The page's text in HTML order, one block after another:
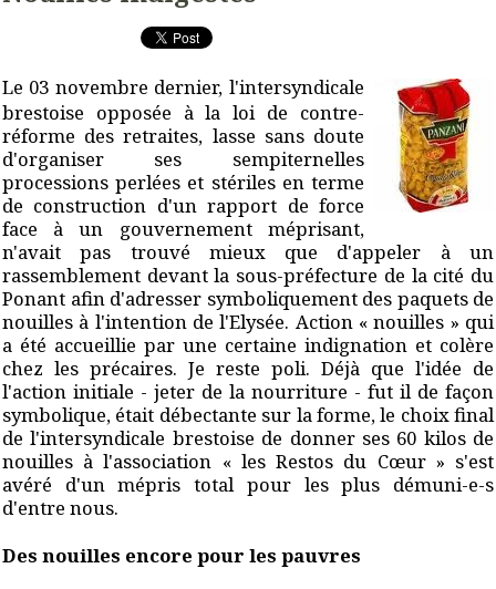
Le 03 novembre dernier, l'intersyndicale
brestoise opposée à la loi de contre-
réforme des retraites, lasse sans doute
d'organiser ses sempiternelles
processions perlées et stériles en terme
de construction d'un rapport de force
face à un gouvernement méprisant,
n'avait pas trouvé mieux que d'appeler à un
rassemblement devant la sous-préfecture de la cité du
Ponant afin d'adresser symboliquement des paquets de
nouilles à l'intention de l'Elysée. Action « nouilles » qui
a été accueillie par une certaine indignation et colère
chez les précaires. Je reste poli. Déjà que l'idée de
l'action initiale - jeter de la nourriture - fut il de façon
symbolique, était débectante sur la forme, le choix final
de l'intersyndicale brestoise de donner ses 60 kilos de
nouilles à l'association « les Restos du Cœur » s'est
avéré d'un mépris total pour les plus démuni-e-s
d'entre nous.
Des nouilles encore pour les pauvres